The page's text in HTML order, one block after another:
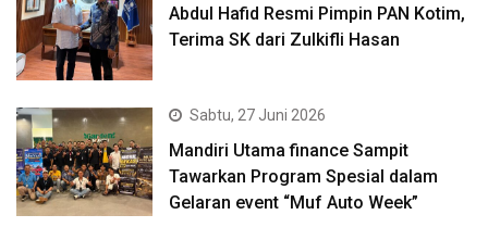
Abdul Hafid Resmi Pimpin PAN Kotim,
Terima SK dari Zulkifli Hasan
Sabtu, 27 Juni 2026
Mandiri Utama finance Sampit
Tawarkan Program Spesial dalam
Gelaran event “Muf Auto Week”